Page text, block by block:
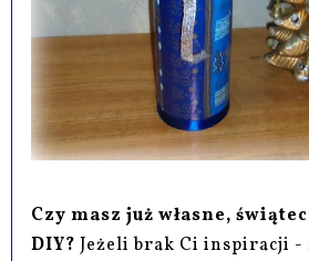
Czy masz już własne,
DIY? Jeżeli brak Ci inspiracji -